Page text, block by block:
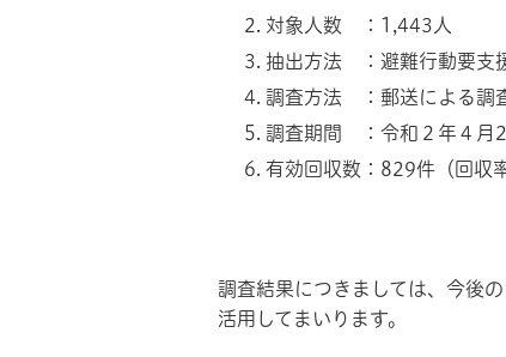
対象人数 ：1,443人
抽出方法 ：避難行動要支
調査方法 ：郵送による調
調査期間 ：令和２年４月
有効回収数：829件（回収
調査結果につきましては、今後
活用してまいります。